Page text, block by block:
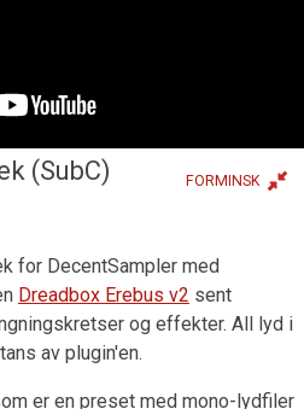
(SubC) FORMINSK
for DecentSampler med
Dreadbox Erebus v2 sent
og effekter. All lyd i
av plugin'en.
er en preset med mono-lydfiler